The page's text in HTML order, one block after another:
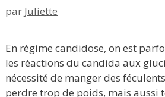
par Juliette
En régime candidose, on est
les réactions du candida aux
nécessité de manger des
perdre trop de poids, mais aussi